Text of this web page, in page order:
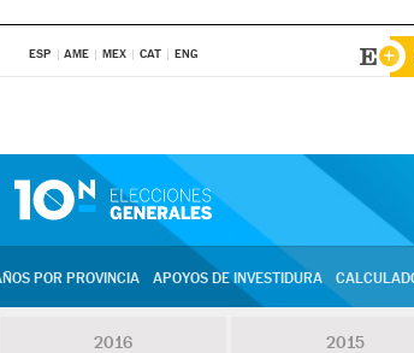
ESP AME MEX CAT ENG
POR PROVINCIA APOYOS DE INVESTIDURA
2016 2015